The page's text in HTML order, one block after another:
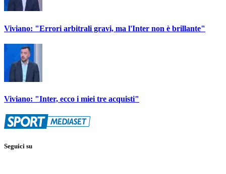
Viviano: "Errori arbitrali gravi, ma l'Inter non è brillante"
Viviano: "Inter, ecco i miei tre acquisti"
Seguici su